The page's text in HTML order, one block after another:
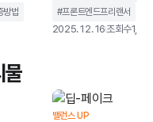
표현인
을 줄
하지
는 일
는AI
살펴보
다.끝
방법
용자 화면은 예상과 다
형은 제대로 작동하지
적힌 경력과 기술 스택
다. 면접에서는 기술 용
#프론트엔드프리랜서
2025. 12. 16조회수
물
밸런스 UP